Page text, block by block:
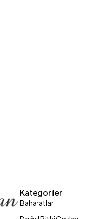
Kategoriler
Baharatlar